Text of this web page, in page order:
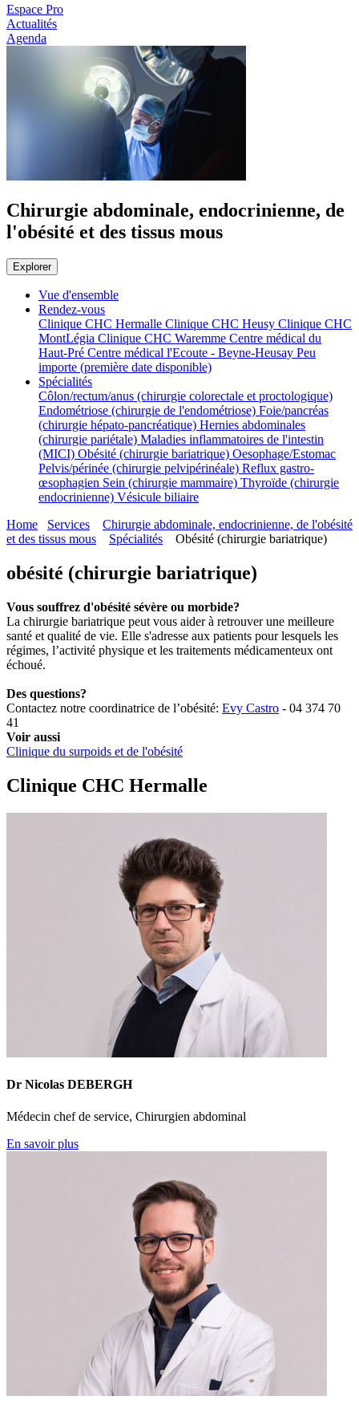
Espace Pro
Actualités
Agenda
Chirurgie abdominale, endocrinienne, de
l'obésité et des tissus mous
Explorer
Vue d'ensemble
Rendez-vous
Clinique CHC Hermalle Clinique CHC Heusy Clinique CHC
MontLégia Clinique CHC Waremme Centre médical du
Haut-Pré Centre médical l'Ecoute - Beyne-Heusay Peu
importe (première date disponible)
Spécialités
Côlon/rectum/anus (chirurgie colorectale et proctologique)
Endométriose (chirurgie de l'endométriose) Foie/pancréas
(chirurgie hépato-pancréatique) Hernies abdominales
(chirurgie pariétale) Maladies inflammatoires de l'intestin
(MICI) Obésité (chirurgie bariatrique) Oesophage/Estomac
Pelvis/périnée (chirurgie pelvipérinéale) Reflux gastro-
œsophagien Sein (chirurgie mammaire) Thyroïde (chirurgie
endocrinienne) Vésicule biliaire
Home
Services
Chirurgie abdominale, endocrinienne, de l'obésité
et des tissus mous
Spécialités Obésité (chirurgie bariatrique)
obésité (chirurgie bariatrique)
Vous souffrez d'obésité sévère ou morbide?
La chirurgie bariatrique peut vous aider à retrouver une meilleure
santé et qualité de vie. Elle s'adresse aux patients pour lesquels les
régimes, l’activité physique et les traitements médicamenteux ont
échoué.
Des questions?
Contactez notre coordinatrice de l’obésité: Evy Castro - 04 374 70
41
Voir aussi
Clinique du surpoids et de l'obésité
Clinique CHC Hermalle
Dr Nicolas DEBERGH
Médecin chef de service, Chirurgien abdominal
En savoir plus